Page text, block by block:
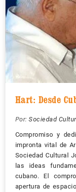
Hart: Desde
Por: Sociedad
Compromiso y
impronta vital de
Sociedad Cultural
las ideas
cubano. El
apertura de